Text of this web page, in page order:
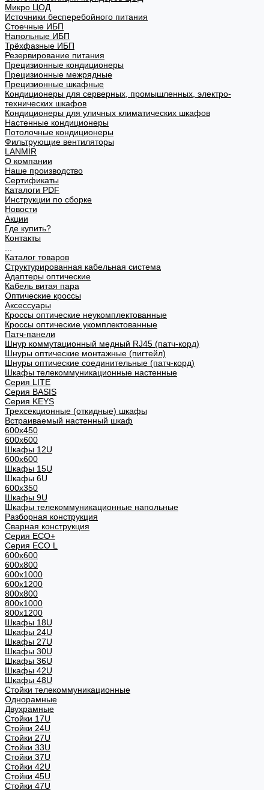
Микро ЦОД
Источники бесперебойного питания
Стоечные ИБП
Напольные ИБП
Трёхфазные ИБП
Резервирование питания
Прецизионные кондиционеры
Прецизионные межрядные
Прецизионные шкафные
Кондиционеры для серверных, промышленных, электро-
технических шкафов
Кондиционеры для уличных климатических шкафов
Настенные кондиционеры
Потолочные кондиционеры
Фильтрующие вентиляторы
LANMIR
О компании
Наше производство
Сертификаты
Каталоги PDF
Инструкции по сборке
Новости
Акции
Где купить?
Контакты
Каталог товаров
Структурированная кабельная система
Адаптеры оптические
Кабель витая пара
Оптические кроссы
Аксессуары
Кроссы оптические неукомплектованные
Кроссы оптические укомплектованные
Патч-панели
Шнур коммутационный медный RJ45 (патч-корд)
Шнуры оптические монтажные (пигтейл)
Шнуры оптические соединительные (патч-корд)
Шкафы телекоммуникационные настенные
Cерия LITE
Cерия BASIS
Cерия KEYS
Трехсекционные (откидные) шкафы
Встраиваемый настенный шкаф
600x450
600x600
Шкафы 12U
600x600
Шкафы 15U
Шкафы 6U
600x350
Шкафы 9U
Шкафы телекоммуникационные напольные
Разборная конструкция
Сварная конструкция
Серия ECO+
Серия ECO L
600x600
600x800
600х1000
600х1200
800x800
800х1000
800х1200
Шкафы 18U
Шкафы 24U
Шкафы 27U
Шкафы 30U
Шкафы 36U
Шкафы 42U
Шкафы 48U
Стойки телекоммуникационные
Однорамные
Двухрамные
Стойки 17U
Стойки 24U
Стойки 27U
Стойки 33U
Стойки 37U
Стойки 42U
Стойки 45U
Стойки 47U